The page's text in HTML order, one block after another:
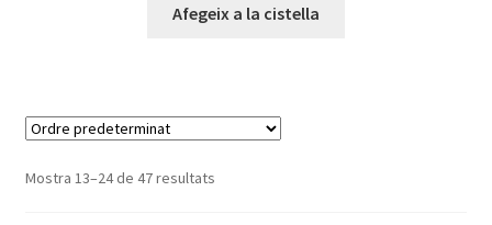
Afegeix a la cistella
Mostra 13–24 de 47 resultats